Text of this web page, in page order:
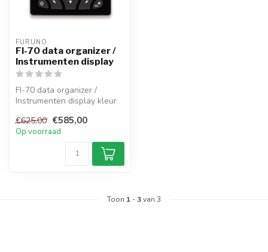
FURUNO
FI-70 data organizer /
Instrumenten display
FI-70 data organizer /
Instrumenten display kleur
juiste...
€625,00 €585,00
Op voorraad
Toon 1 -3van 3